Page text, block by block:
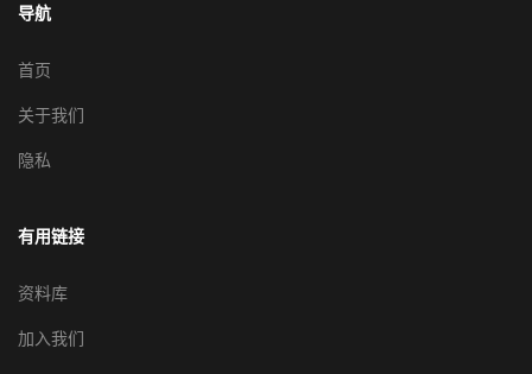
导航
首页
关于我们
隐私
有用链接
资料库
加入我们